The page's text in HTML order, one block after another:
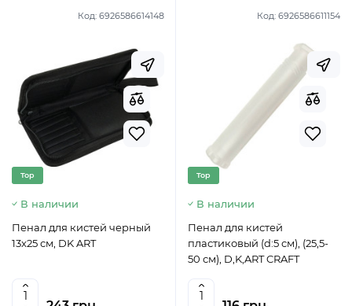
Код: 6926586614148
Top
В наличии
Пенал для кистей черный
13x25 см, DK ART
Код: 6926586611154
Top
В наличии
Пенал для кистей
пластиковый (d:5 см), (25,5-
50 см), D,K,ART CRAFT